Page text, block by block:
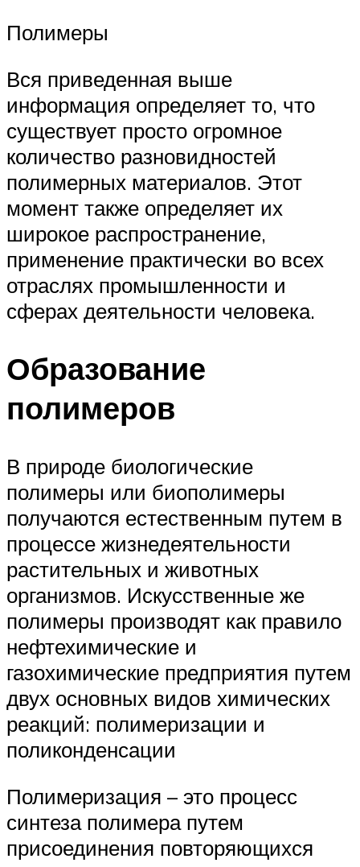
Полимеры
Вся приведенная выше
информация определяет то, что
существует просто огромное
количество разновидностей
полимерных материалов. Этот
момент также определяет их
широкое распространение,
применение практически во всех
отраслях промышленности и
сферах деятельности человека.
Образование
полимеров
В природе биологические
полимеры или биополимеры
получаются естественным путем в
процессе жизнедеятельности
растительных и животных
организмов. Искусственные же
полимеры производят как правило
нефтехимические и
газохимические предприятия путем
двух основных видов химических
реакций: полимеризации и
поликонденсации
Полимеризация – это процесс
синтеза полимера путем
присоединения повторяющихся